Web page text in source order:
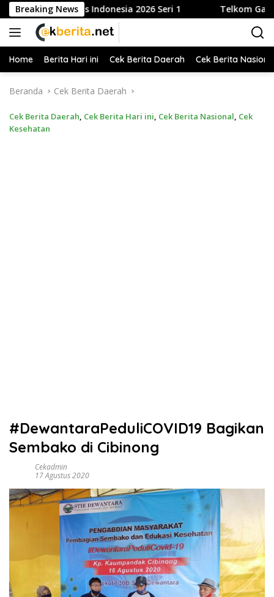
Langsung
ke
konten
Breaking News
Tenis Indonesia 2026 Seri 1 Telkom Gandeng
Home Berita Hari ini Cek Berita Daerah Cek Berita
Beranda Cek Berita Daerah
Cek Berita Daerah, Cek Berita Hari ini, Cek Berita Nasional, Cek
Kesehatan
#DewantaraPeduliCOVID19 Bagikan
Sembako di Cibinong
Cekadmin
17 Agustus 2020